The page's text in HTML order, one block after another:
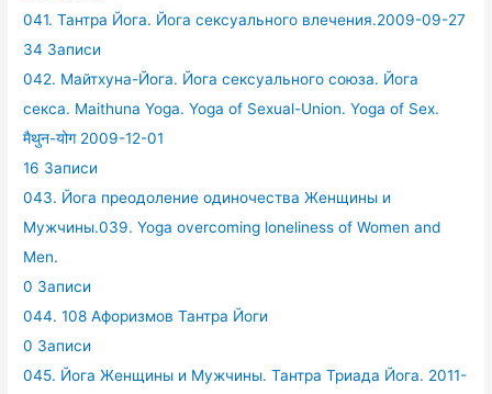
041. Тантра Йога. Йога сексуального влечения.2009-09-27
34 Записи
042. Майтхуна-Йога. Йога сексуального союза. Йога
секса. Maithuna Yoga. Yoga of Sexual-Union. Yoga of Sex.
मैथुन-योग 2009-12-01
16 Записи
043. Йога преодоление одиночества Женщины и
Мужчины.039. Yoga overcoming loneliness of Women and
Men.
0 Записи
044. 108 Афоризмов Тантра Йоги
0 Записи
045. Йога Женщины и Мужчины. Тантра Триада Йога. 2011-